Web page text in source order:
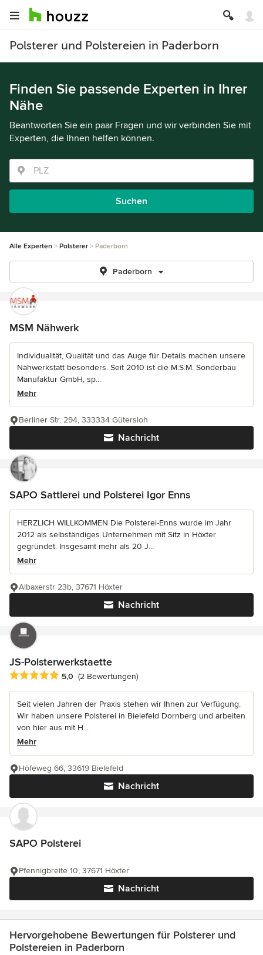
Polsterer und Polstereien in Paderborn
Finden Sie passende Experten in Ihrer
Nähe
Beantworten Sie ein paar Fragen und wir verbinden Sie mit
Experten, die Ihnen helfen können.
Suchen
Alle Experten Polsterer Paderborn
Paderborn
MSM Nähwerk
Individualität, Qualität und das Auge für Details machen unsere
Nähwerkstatt besonders. Seit 2010 ist die M.S.M. Sonderbau
Manufaktur GmbH, sp...
Mehr
Nachricht
Berliner Str. 294, 333334 Gütersloh
SAPO Sattlerei und Polsterei Igor Enns
HERZLICH WILLKOMMEN Die Polsterei-Enns wurde im Jahr
2012 als selbständiges Unternehmen mit Sitz in Höxter
gegründet. Insgesamt mehr als 20 J...
Mehr
Nachricht
Albaxerstr 23b, 37671 Höxter
JS-Polsterwerkstaette
Durchschnittliche Bewertung: 5 von 5 Sternen
5,0 (2 Bewertungen)
Seit vielen Jahren der Praxis stehen wir Ihnen zur Verfügung.
Wir haben unsere Polsterei in Bielefeld Dornberg und arbeiten
von hier aus mit H...
Mehr
Nachricht
Höfeweg 66, 33619 Bielefeld
SAPO Polsterei
Nachricht
Pfennigbreite 10, 37671 Höxter
Hervorgehobene Bewertungen für Polsterer und
Polstereien in Paderborn